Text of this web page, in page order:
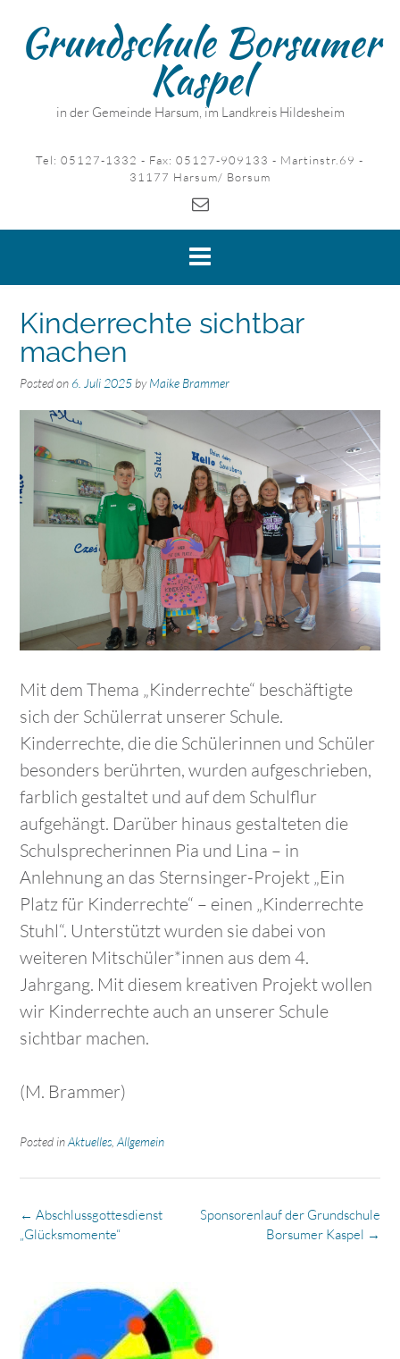
contentGrundschule Borsumer
Kaspel
in der Gemeinde Harsum, im Landkreis Hildesheim
Tel: 05127-1332 - Fax: 05127-909133 - Martinstr.69 -
31177 Harsum/ Borsum
Kinderrechte sichtbar
machen
Posted on 6. Juli 2025 byMaike Brammer
Mit dem Thema „Kinderrechte“ beschäftigte
sich der Schülerrat unserer Schule.
Kinderrechte, die die Schülerinnen und Schüler
besonders berührten, wurden aufgeschrieben,
farblich gestaltet und auf dem Schulflur
aufgehängt. Darüber hinaus gestalteten die
Schulsprecherinnen Pia und Lina – in
Anlehnung an das Sternsinger-Projekt „Ein
Platz für Kinderrechte“ – einen „Kinderrechte
Stuhl“. Unterstützt wurden sie dabei von
weiteren Mitschüler*innen aus dem 4.
Jahrgang. Mit diesem kreativen Projekt wollen
wir Kinderrechte auch an unserer Schule
sichtbar machen.
(M. Brammer)
Posted inAktuelles Allgemein
Post
navigation
Sponsorenlauf der Grundschule
Borsumer Kaspel →
← Abschlussgottesdienst
„Glücksmomente“